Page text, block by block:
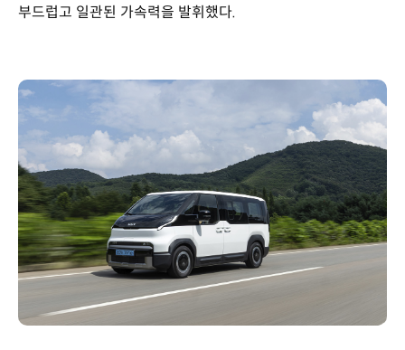
부드럽고 일관된 가속력을 발휘했다.